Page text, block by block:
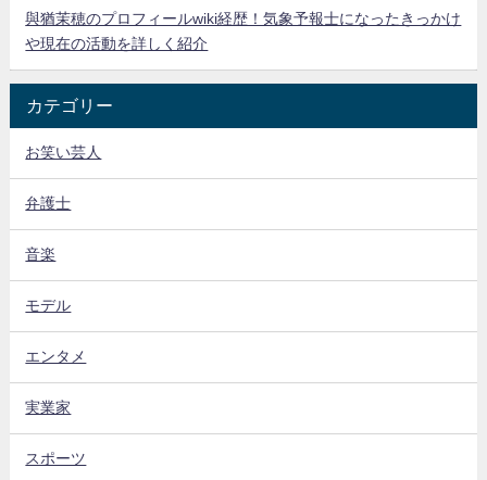
與猶茉穂のプロフィールwiki経歴！気象予報士になったきっかけ
や現在の活動を詳しく紹介
カテゴリー
お笑い芸人
弁護士
音楽
モデル
エンタメ
実業家
スポーツ